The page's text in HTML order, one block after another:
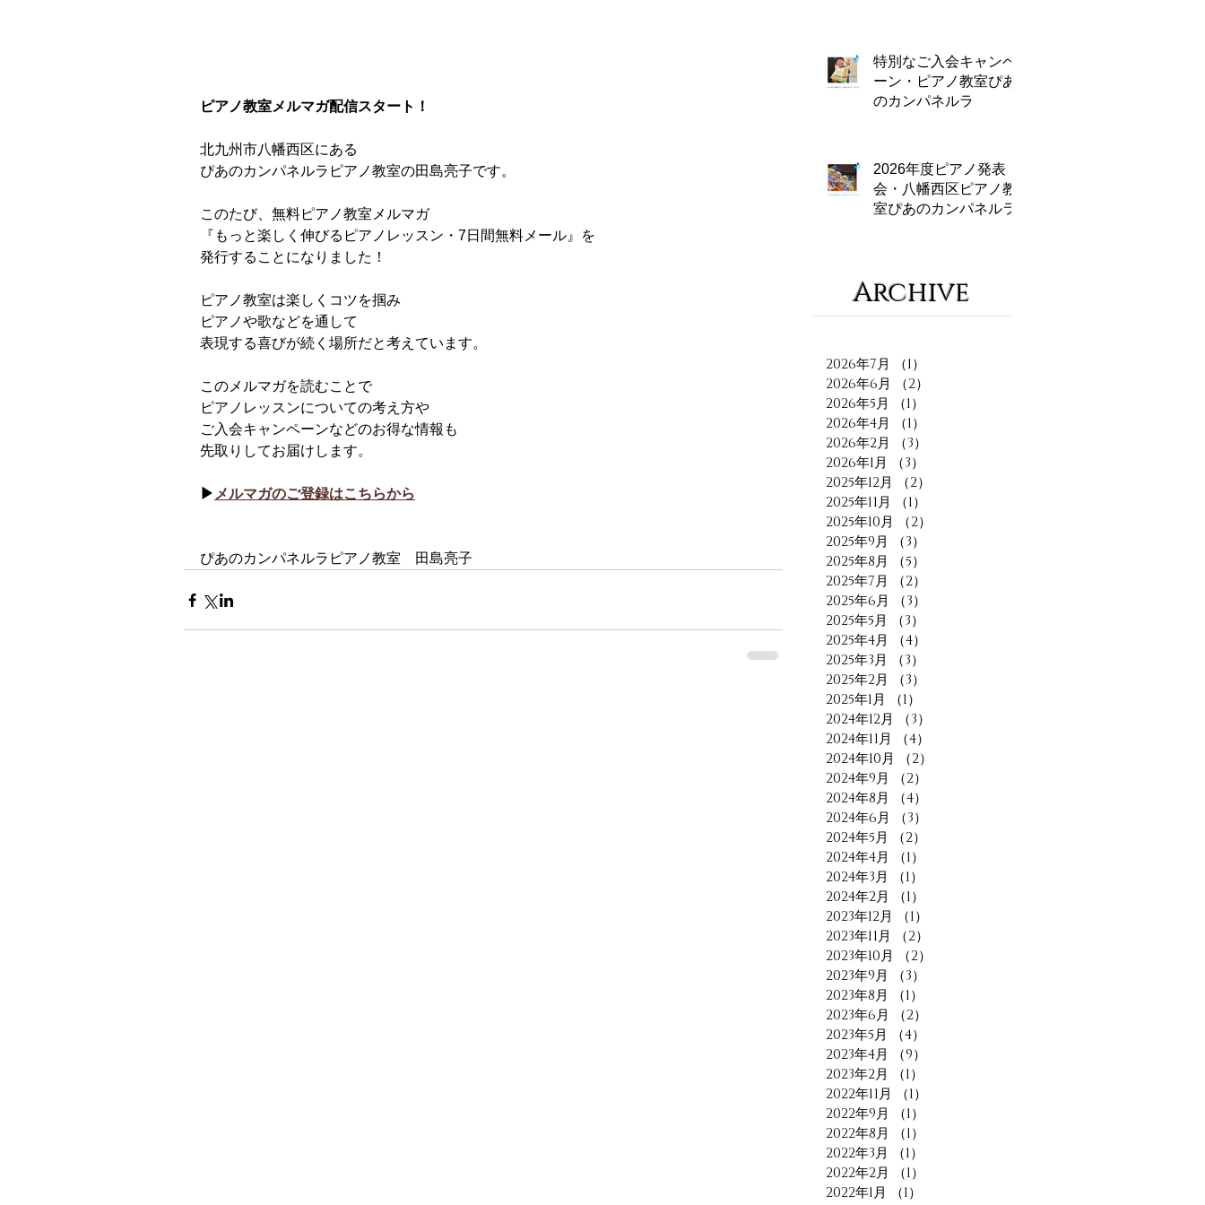
ピアノ教室メルマガ配信スタート！
北九州市八幡西区にある
ぴあのカンパネルラピアノ教室の田島亮子です。
このたび、無料ピアノ教室メルマガ
『もっと楽しく伸びるピアノレッスン・7日間無料メール』を
発行することになりました！
ピアノ教室は楽しくコツを掴み
ピアノや歌などを通して
表現する喜びが続く場所だと考えています。
このメルマガを読むことで
ピアノレッスンについての考え方や
ご入会キャンペーンなどのお得な情報も
先取りしてお届けします。
▶︎ メルマガのご登録はこちらから
ぴあのカンパネルラピアノ教室　田島亮子
特別なご入会キャンペ
ーン・ピアノ教室ぴあ
のカンパネルラ
2026年度ピアノ発表
会・八幡西区ピアノ教
室ぴあのカンパネルラ
Archive
2026年7月 （1）
2026年6月
（2）
2026年5月
（1）
2026年4月
（1）
2026年2月
（3）
2026年1月
（3）
2025年12月
（2）
2025年11月
（1）
2025年10月
（2）
2025年9月
（3）
2025年8月
（5）
2025年7月
（2）
2025年6月
（3）
2025年5月
（3）
2025年4月
（4）
2025年3月
（3）
2025年2月
（3）
2025年1月
（1）
2024年12月
（3）
2024年11月
（4）
2024年10月
（2）
2024年9月
（2）
2024年8月
（4）
2024年6月
（3）
2024年5月
（2）
2024年4月
（1）
2024年3月
（1）
2024年2月
（1）
2023年12月
（1）
2023年11月
（2）
2023年10月
（2）
2023年9月
（3）
2023年8月
（1）
2023年6月
（2）
2023年5月
（4）
2023年4月
（9）
2023年2月
（1）
2022年11月
（1）
2022年9月
（1）
2022年8月
（1）
2022年3月
（1）
2022年2月
（1）
2022年1月
（1）